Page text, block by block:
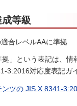
等級
合レベルAAに準拠
」という表記は、
3:2016対応度表記ガ
ツの JIS X 8341-